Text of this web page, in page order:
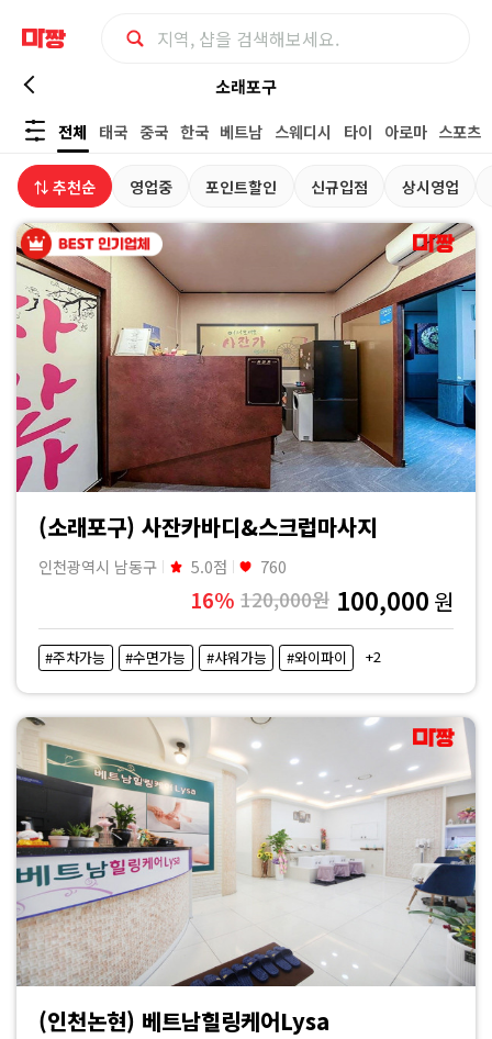
마
사
지
최
저
가
예
약
근
처
마
사
지
샵
가
격
소래포구
전체
태국 중국 한국 베트남 스웨디시 타이 아로마 스포츠
⇅ 추천순 영업중 포인트할인 신규입점 상시영업
(소래포구) 사잔카바디&스크럽마사지
인천광역시 남동구 5.0점 760
16% 120,000원 100,000 원
#주차가능 #수면가능 #샤워가능 #와이파이 +2
(인천논현) 베트남힐링케어Lysa